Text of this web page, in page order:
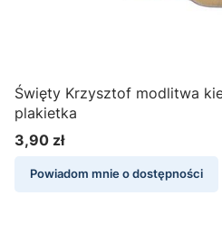
Święty Krzysztof modlitwa
plakietka
Cena
3,90 zł
Powiadom mnie o dostępności